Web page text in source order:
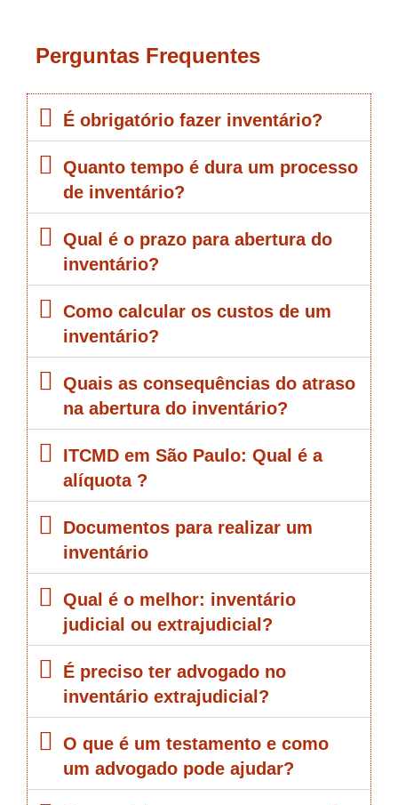
Perguntas Frequentes
É obrigatório fazer inventário?
Quanto tempo é dura um processo
de inventário?
Qual é o prazo para abertura do
inventário?
Como calcular os custos de um
inventário?
Quais as consequências do atraso
na abertura do inventário?
ITCMD em São Paulo: Qual é a
alíquota ?
Documentos para realizar um
inventário
Qual é o melhor: inventário
judicial ou extrajudicial?
É preciso ter advogado no
inventário extrajudicial?
O que é um testamento e como
um advogado pode ajudar?